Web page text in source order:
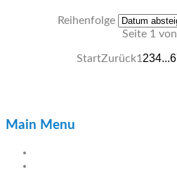
Reihenfolge
Seite 1
StartZurück1 234...6
Main Menu